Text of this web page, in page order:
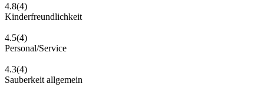
4.8(4)
Kinderfreundlichkeit
4.5(4)
Personal/Service
4.3(4)
Sauberkeit allgemein